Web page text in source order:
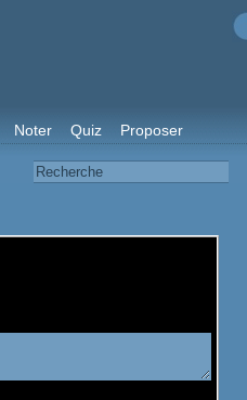
Noter Quiz Proposer